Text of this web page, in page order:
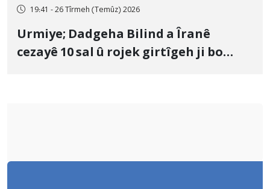
19:41 - 26 Tîrmeh (Temûz) 2026
Urmiye; Dadgeha Bilind a Îranê
cezayê 10 sal û rojek girtîgeh ji bo